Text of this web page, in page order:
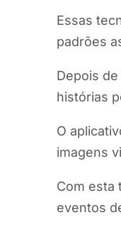
Essas
padrões
Depois
histórias
O
imagens
Com esta
eventos